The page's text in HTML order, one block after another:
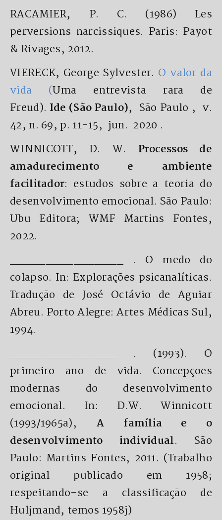
RACAMIER, P. C. (1986) Les
perversions narcissiques. Paris: Payot
& Rivages, 2012.
VIERECK, George Sylvester. O valor da
vida (Uma entrevista rara de
Freud). Ide (São Paulo), São Paulo , v.
42, n. 69, p. 11-15, jun. 2020 .
WINNICOTT, D. W. Processos de
amadurecimento e ambiente
facilitador: estudos sobre a teoria do
desenvolvimento emocional. São Paulo:
Ubu Editora; WMF Martins Fontes,
2022.
________________ . O medo do
colapso. In: Explorações psicanalíticas.
Tradução de José Octávio de Aguiar
Abreu. Porto Alegre: Artes Médicas Sul,
1994.
_______________ . (1993). O
primeiro ano de vida. Concepções
modernas do desenvolvimento
emocional. In: D.W. Winnicott
(1993/1965a), A família e o
desenvolvimento individual. São
Paulo: Martins Fontes, 2011. (Trabalho
original publicado em 1958;
respeitando-se a classificação de
Huljmand, temos 1958j)